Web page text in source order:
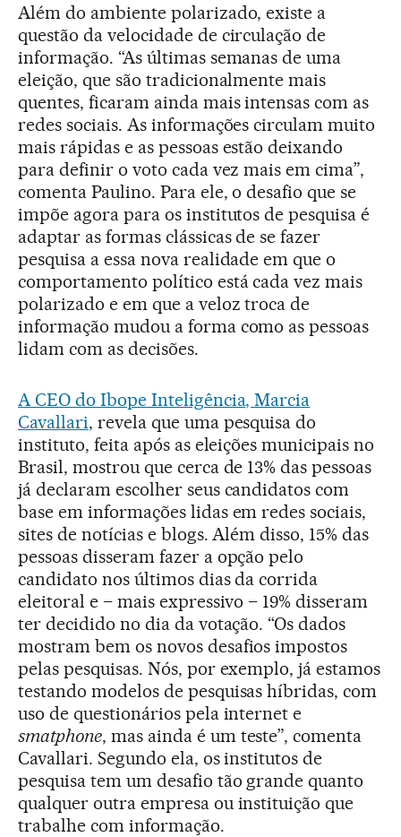
Além do ambiente polarizado, existe a
questão da velocidade de circulação de
informação. “As últimas semanas de uma
eleição, que são tradicionalmente mais
quentes, ficaram ainda mais intensas com as
redes sociais. As informações circulam muito
mais rápidas e as pessoas estão deixando
para definir o voto cada vez mais em cima”,
comenta Paulino. Para ele, o desafio que se
impõe agora para os institutos de pesquisa é
adaptar as formas clássicas de se fazer
pesquisa a essa nova realidade em que o
comportamento político está cada vez mais
polarizado e em que a veloz troca de
informação mudou a forma como as pessoas
lidam com as decisões.
A CEO do Ibope Inteligência, Marcia
Cavallari, revela que uma pesquisa do
instituto, feita após as eleições municipais no
Brasil, mostrou que cerca de 13% das pessoas
já declaram escolher seus candidatos com
base em informações lidas em redes sociais,
sites de notícias e blogs. Além disso, 15% das
pessoas disseram fazer a opção pelo
candidato nos últimos dias da corrida
eleitoral e – mais expressivo – 19% disseram
ter decidido no dia da votação. “Os dados
mostram bem os novos desafios impostos
pelas pesquisas. Nós, por exemplo, já estamos
testando modelos de pesquisas híbridas, com
uso de questionários pela internet e
smatphone, mas ainda é um teste”, comenta
Cavallari. Segundo ela, os institutos de
pesquisa tem um desafio tão grande quanto
qualquer outra empresa ou instituição que
trabalhe com informação.